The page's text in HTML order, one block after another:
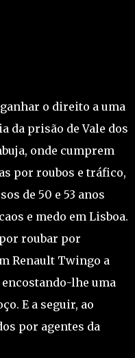
o direito a uma
da prisão de Vale dos
onde cumprem
por roubos e tráfico,
de 50 e 53 anos
e medo em Lisboa.
roubar por
Renault Twingo a
lhe uma
E a seguir, ao
por agentes da